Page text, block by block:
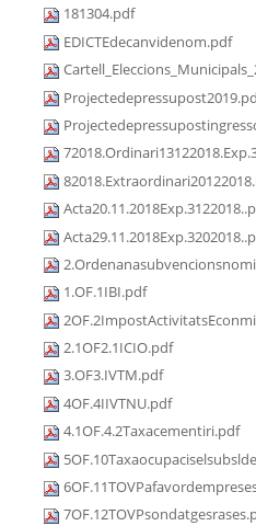
181304.pdf
EDICTEdecanvidenom.pdf
1.OF.1IBI.pdf
2.1OF2.1ICIO.pdf
3.OF3.IVTM.pdf
4OF.4IIVTNU.pdf
4.1OF.4.2Taxacementiri.pdf